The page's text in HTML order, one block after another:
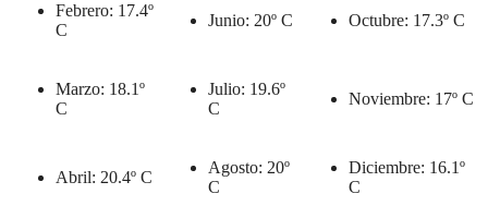
Febrero: 17.4º
C
Junio: 20º C Octubre: 17.3º C
Marzo: 18.1º
C
Julio: 19.6º
C
Noviembre: 17º C
Abril: 20.4º C
Agosto: 20º
C
Diciembre: 16.1º
C